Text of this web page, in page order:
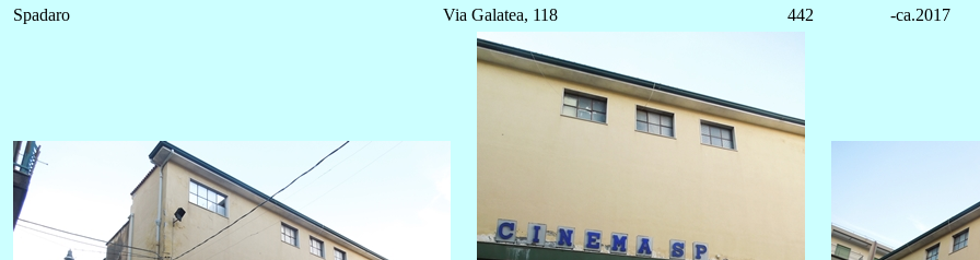
Spadaro
Via Galatea, 118 442 -ca.2017